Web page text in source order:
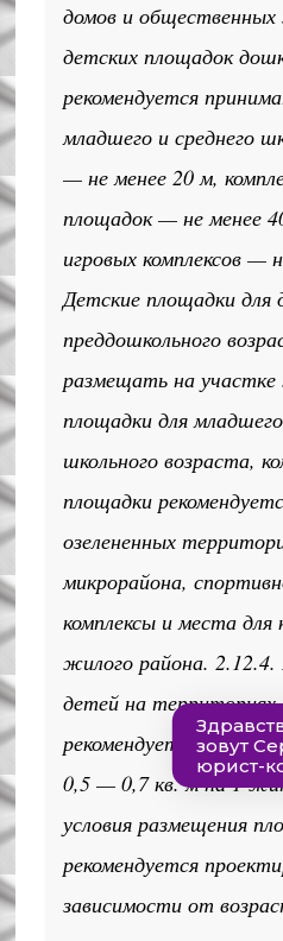
домов и общественных
детских площадок
рекомендуется
младшего и среднего
— не менее 20 м,
площадок — не менее
игровых комплексов —
Детские площадки для
преддошкольного
размещать на
площадки для
школьного возраста,
площадки
озелененных
микрорайона,
комплексы и места
жилого района.
детей на территориях
рекомендуется
0,5 — 0,7 кв. м на 1
условия размещения
рекомендуется
зависимости от